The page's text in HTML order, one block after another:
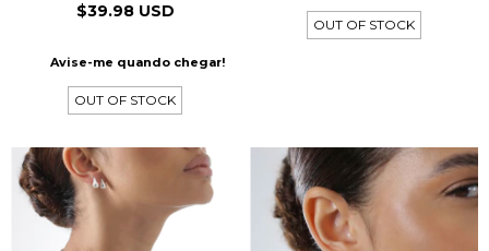
$39.98 USD
Avise-me quando chegar!
OUT OF STOCK
OUT OF STOCK